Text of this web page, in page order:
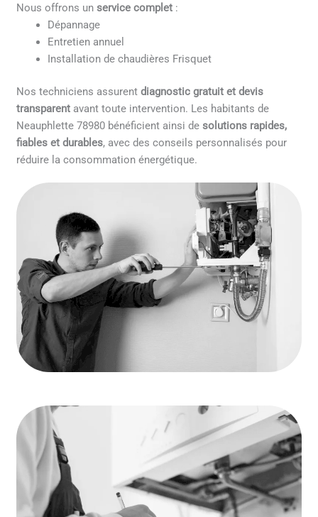
Nous offrons unservice complet :
Dépannage
Entretien annuel
Installation de chaudières Frisquet
Nos techniciens assurentdiagnostic gratuit et devis
transparent avant toute intervention. Les habitants de
Neauphlette 78980 bénéficient ainsi desolutions rapides,
fiables et durables, avec des conseils personnalisés pour
réduire la consommation énergétique.